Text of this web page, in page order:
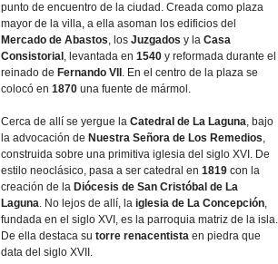
punto de encuentro de la ciudad. Creada como plaza
mayor de la villa, a ella asoman los edificios del
Mercado de Abastos, los Juzgados y la Casa
Consistorial , levantada en 1540 y reformada durante el
reinado de Fernando VII . En el centro de la plaza se
colocó en 1870 una fuente de mármol.
Cerca de allí­ se yergue la Catedral de La Laguna, bajo
la advocación de Nuestra Señora de Los Remedios,
construida sobre una primitiva iglesia del siglo XVI. De
estilo neoclásico, pasa a ser catedral en 1819 con la
creación de la Diócesis de San Cristóbal de La
Laguna. No lejos de allí­, la iglesia de La Concepción,
fundada en el siglo XVI, es la parroquia matriz de la isla.
De ella destaca su torre renacentista en piedra que
data del siglo XVII.